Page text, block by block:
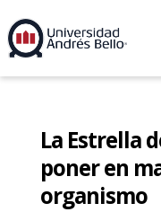
La Estrella
poner en
organismo